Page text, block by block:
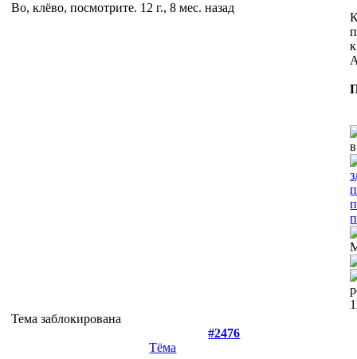
Во, клёво, посмотрите. 12 г., 8 мес. назад
Тема заблокирована
#2476
Тёма